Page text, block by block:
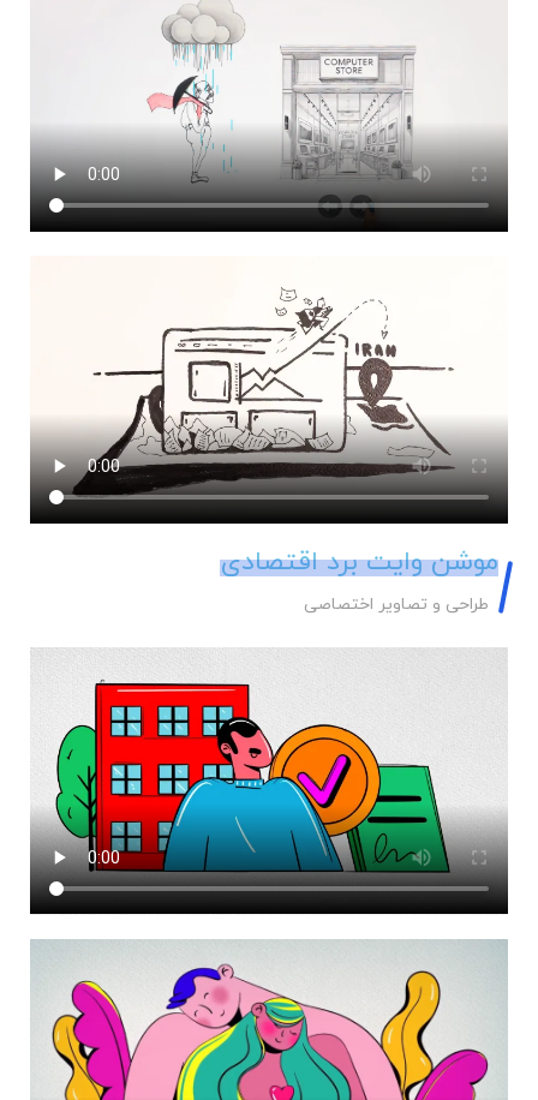
موشن وایت برد اقتصادی
طراحی و تصاویر اختصاصی